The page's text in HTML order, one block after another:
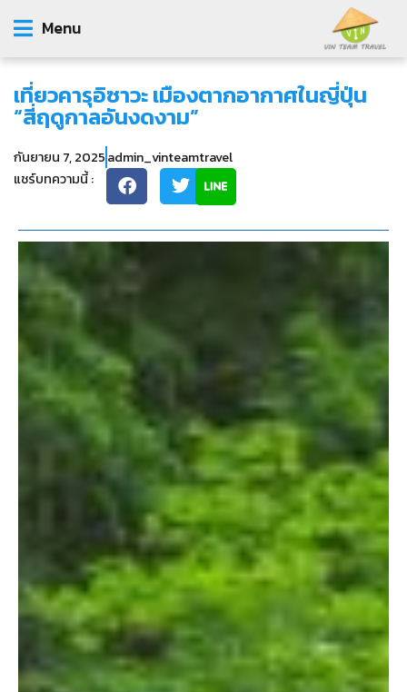
Menu
เที่ยวคารุอิซาวะ เมืองตากอากาศในญี่ปุ่น
“สี่ฤดูกาลอันงดงาม”
กันยายน 7, 2025admin_vinteamtravel
แชร์บทความนี้ :